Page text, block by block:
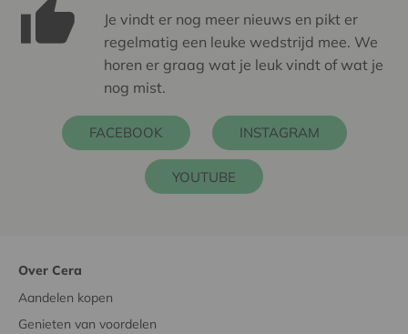
Je vindt er nog meer nieuws en pikt er
regelmatig een leuke wedstrijd mee. We
horen er graag wat je leuk vindt of wat je
nog mist.
FACEBOOK INSTAGRAM
YOUTUBE
Over Cera
Aandelen kopen
Genieten van voordelen